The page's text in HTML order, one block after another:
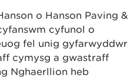
o Hanson Paving &
cyfunol o
fel unig gyfarwyddwr
cymysg a gwastraff
Nghaerllion heb